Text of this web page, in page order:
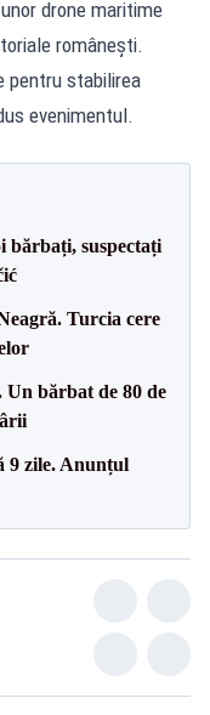
drone maritime
românești.
pentru stabilirea
evenimentul.
bărbați, suspectați
Turcia cere
bărbat de 80 de
9 zile. Anunțul